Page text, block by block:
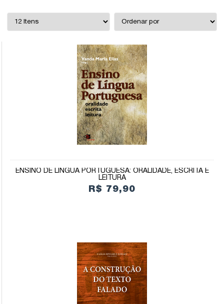
ENSINO DE LÍNGUA PORTUGUESA: ORALIDADE, ESCRITA E
LEITURA
R$ 79,90